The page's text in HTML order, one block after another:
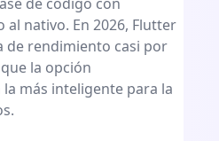
nativo. En 2026, Flutter
de rendimiento casi por
la opción
más inteligente para la